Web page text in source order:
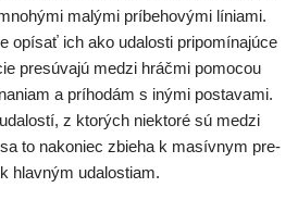
malý­mi prí­be­ho­vý­mi línia­mi.
opí­sať ich ako uda­los­ti pri­po­mí­na­jú­ce
pre­sú­va­jú medzi hráč­mi pomo­cou
a prí­ho­dám s iný­mi posta­va­mi.
z kto­rých nie­kto­ré sú medzi
to nako­niec zbie­ha k masív­nym pre­
hlav­ným udalostiam.